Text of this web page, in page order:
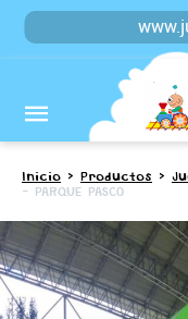
Inicio > Productos >
- PARQUE PASCO